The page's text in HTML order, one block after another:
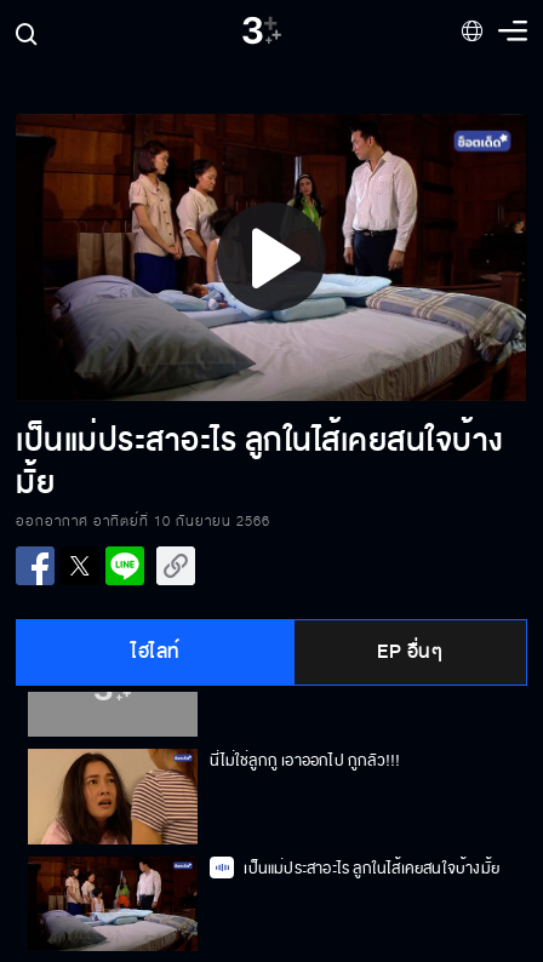
Play
Video
เป็นแม่ประสาอะไร ลูกในไส้เคยสนใจบ้าง
มั้ย
ออกอากาศ อาทิตย์ที่ 10 กันยายน 2566
ไฮไลท์ EP อื่นๆ
เมืองเทพ แปลว่าเมืองของเทวดาหรือสวรรค์ชั้น
ฟ้า ไง
จะเอาเงินทองมาเป็นคำตอบสุดท้ายของชีวิต มัน
ฟังไม่ขึ้นโว้ย
เป็นแม่ภาษาอะไรถึงไม่รู้จักภาระหน้าที่ของตัว
คบคนเช่นใดเป็นมิตร เสพสนิทกับคนเช่นใด ก็จะ
กลายเป็นคนเช่นนั้น
เหล้าเป็นของไม่ดีมีสิ่งชั่วร้ายอยู่ในนั้นไม่ควรเข้า
นี่ไม่ใช่ลูกกู เอาออกไป กูกลัว!!!
เป็นแม่ประสาอะไร ลูกในไส้เคยสนใจบ้างมั้ย